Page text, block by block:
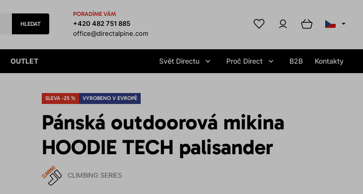
HLEDAT
PORADÍME VÁM
+420 482 751 885
office@directalpine.com
OUTLET Svět Directu Proč Direct B2B Kontakty
SLEVA -25 % VYROBENO V EVROPĚ
Pánská outdoorová mikina
HOODIE TECH palisander
CLIMBING SERIES